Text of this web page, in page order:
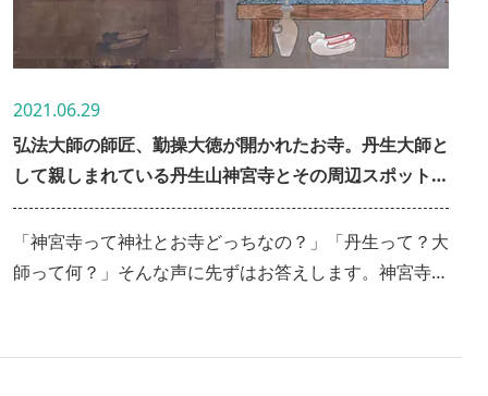
2021.06.29
弘法大師の師匠、勤操大徳が開かれたお寺。丹生大師と
して親しまれている丹生山神宮寺とその周辺スポットを
ご紹介します。
「神宮寺って神社とお寺どっちなの？」「丹生って？大
師って何？」そんな声に先ずはお答えします。神宮寺は
事で、水銀の産地として栄えたので地名にまでなってい